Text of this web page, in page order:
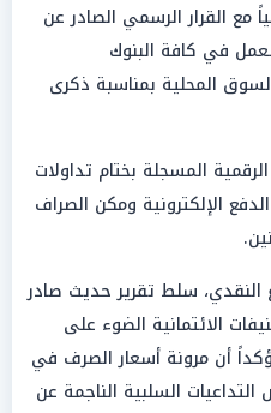
مع القرار الرسمي الصادر عن
في كافة البنوك
المحلية بمناسبة ذكرى
المسجلة بختام تداولات
الإلكترونية ومكن الصراف
سلط تقرير حديث صادر
الائتمانية الضوء على
أن مرونة أسعار الصرف في
السلبية الناجمة عن